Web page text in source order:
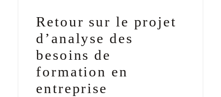
Retour sur le projet
d’analyse des
besoins de
formation en
entreprise